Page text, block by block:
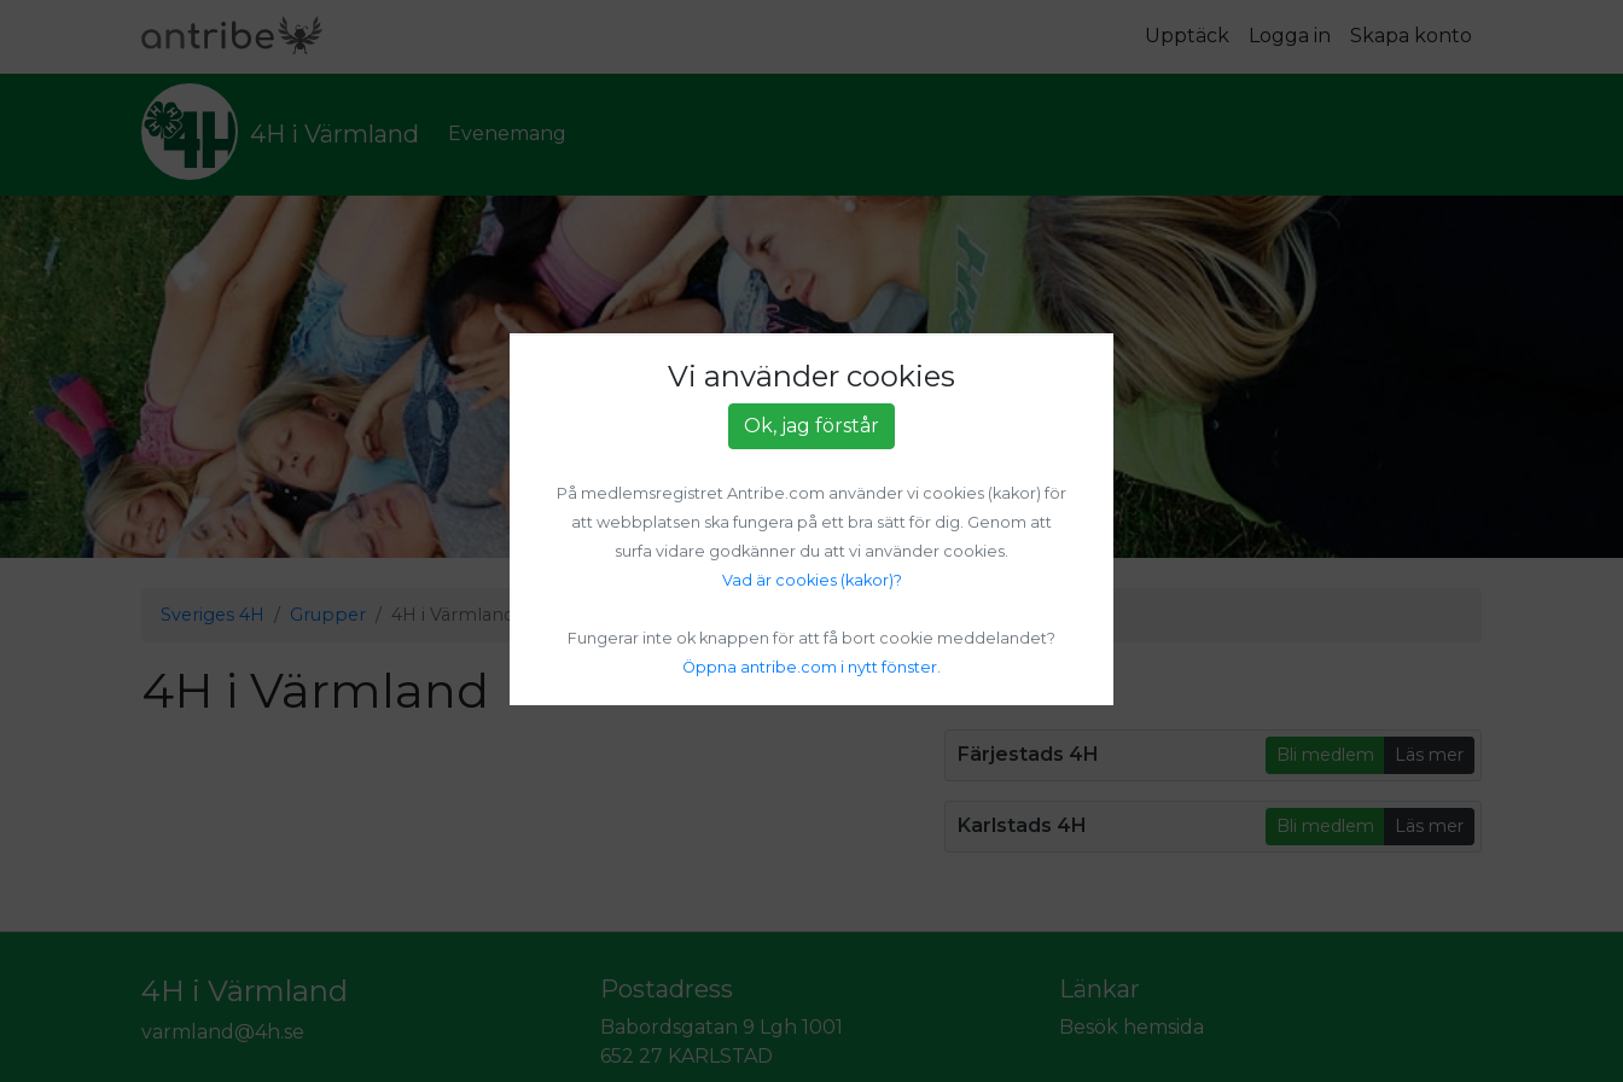
Upptäck Logga in Skapa konto
4H i Värmland Evenemang
Sveriges 4H Grupper 4H i Värmland
4H i Värmland
Färjestads 4H Bli medlem Läs mer
Karlstads 4H Bli medlem Läs mer
4H i Värmland
varmland@4h.se
Postadress
Babordsgatan 9 Lgh 1001
652 27 KARLSTAD
Länkar
Besök hemsida
Vi använder cookies
Ok, jag förstår
På medlemsregistret Antribe.com använder vi cookies (kakor) för
att webbplatsen ska fungera på ett bra sätt för dig. Genom att
surfa vidare godkänner du att vi använder cookies.
Vad är cookies (kakor)?
Fungerar inte ok knappen för att få bort cookie meddelandet?
Öppna antribe.com i nytt fönster.